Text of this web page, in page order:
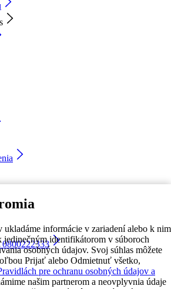
ukladáme informácie v zariadení alebo k nim
jedinečným identifikátorom v súboroch
osobných údajov. Svoj súhlas môžete
Prijať alebo Odmietnuť všetko,
pre ochranu osobných údajov a
našim partnerom a neovplyvnia údaje